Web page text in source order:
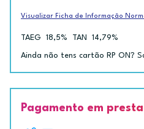
Visualizar Ficha de Informação
TAEG 18,5% TAN 14,79%
Ainda não tens cartão RP ON?
Pagamento em